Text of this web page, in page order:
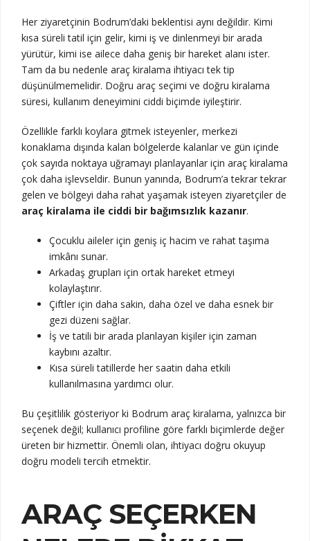
Her ziyaretçinin Bodrum’daki beklentisi aynı değildir. Kimi
kısa süreli tatil için gelir, kimi iş ve dinlenmeyi bir arada
yürütür, kimi ise ailece daha geniş bir hareket alanı ister.
Tam da bu nedenle araç kiralama ihtiyacı tek tip
düşünülmemelidir. Doğru araç seçimi ve doğru kiralama
süresi, kullanım deneyimini ciddi biçimde iyileştirir.
Özellikle farklı koylara gitmek isteyenler, merkezi
konaklama dışında kalan bölgelerde kalanlar ve gün içinde
çok sayıda noktaya uğramayı planlayanlar için araç kiralama
çok daha işlevseldir. Bunun yanında, Bodrum’a tekrar tekrar
gelen ve bölgeyi daha rahat yaşamak isteyen ziyaretçiler de
araç kiralama ile ciddi bir bağımsızlık kazanır.
Çocuklu aileler için geniş iç hacim ve rahat taşıma
imkânı sunar.
Arkadaş grupları için ortak hareket etmeyi
kolaylaştırır.
Çiftler için daha sakin, daha özel ve daha esnek bir
gezi düzeni sağlar.
İş ve tatili bir arada planlayan kişiler için zaman
kaybını azaltır.
Kısa süreli tatillerde her saatin daha etkili
kullanılmasına yardımcı olur.
Bu çeşitlilik gösteriyor ki Bodrum araç kiralama, yalnızca bir
seçenek değil; kullanıcı profiline göre farklı biçimlerde değer
üreten bir hizmettir. Önemli olan, ihtiyacı doğru okuyup
doğru modeli tercih etmektir.
ARAÇ SEÇERKEN